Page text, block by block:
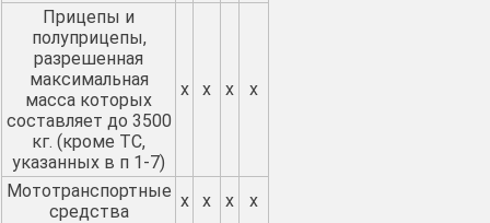
Прицепы и
полуприцепы,
разрешенная
максимальная
масса которых
составляет до 3500
кг. (кроме ТС,
указанных в п 1-7)
х х х х
Мототранспортные
средства
х х х х